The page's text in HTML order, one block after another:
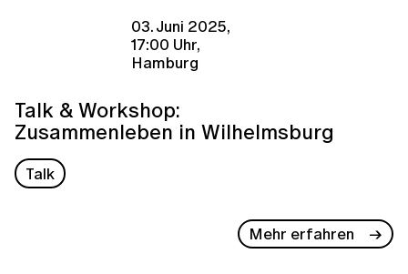
03. Juni 2025,
17:00 Uhr,
Hamburg
Talk & Workshop:
Zusammenleben in Wilhelmsburg
Talk
Mehr erfahren